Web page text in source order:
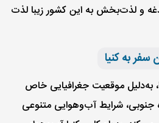
و لذت‌بخش به این کشور زیبا لذت
به کنیا
به‌دلیل موقعیت جغرافیایی خاص
شرایط آب‌و‌هوایی متنوعی